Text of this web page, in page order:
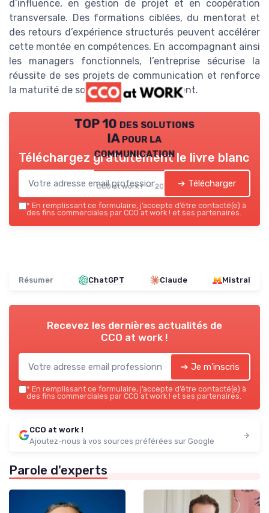
d’influence, en gestion de projet et en coopération
transversale. Des formations ciblées, du mentorat et
des retours d’expérience structurés peuvent accélérer
cette montée en compétences. En accompagnant ainsi
les managers fonctionnels, l’entreprise sécurise la
réussite de ses projets de communication et renforce
la maturité de son mode de management.
TOP 10 des solutions
IA pour la
communication
CCO at work ! — 2026
Téléchargez gratuitement le livre blanc
➔ Télécharger
* En remplissant ce formulaire, j’accepte d’être contacté(e) à
des fins commerciales par CCO at work ! et ses partenaires.
Résumer ChatGPT Claude Mistral
Recevez les dernières actualités de
CCO at work !
➔ Je m'inscris
* En remplissant ce formulaire, j’accepte d’être contacté(e) à
des fins commerciales par CCO at work ! et ses partenaires.
CCO at work !
Ajoutez-nous à vos sources préférées sur Google
Parole d'experts